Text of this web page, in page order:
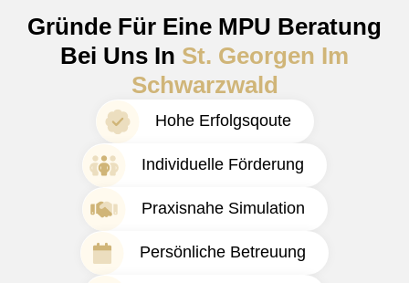
Gründe Für Eine MPU Beratung
Bei Uns In St. Georgen Im
Schwarzwald
Hohe Erfolgsqoute
Individuelle Förderung
Praxisnahe Simulation
Persönliche Betreuung